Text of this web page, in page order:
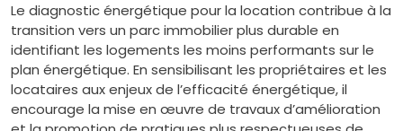
Le diagnostic énergétique pour la location contribue à la
transition vers un parc immobilier plus durable en
identifiant les logements les moins performants sur le
plan énergétique. En sensibilisant les propriétaires et les
locataires aux enjeux de l’efficacité énergétique, il
encourage la mise en œuvre de travaux d’amélioration